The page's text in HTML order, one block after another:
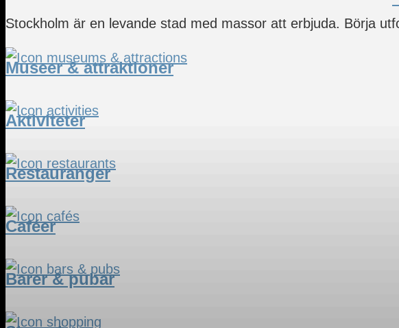
Stockholm är en levande stad med massor att erbjuda. Börja
Museer & attraktioner
Aktiviteter
Restauranger
Caféer
Barer & pubar